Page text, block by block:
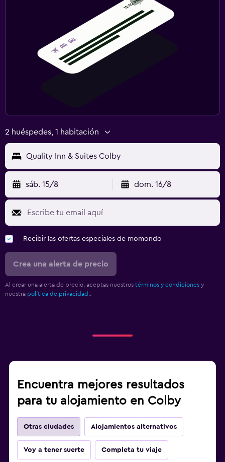
2 huéspedes, 1 habitación
Quality Inn & Suites Colby
sáb. 15/8 dom. 16/8
Recibir las ofertas especiales de momondo
Crea una alerta de precio
Al crear una alerta de precio, aceptas nuestros términos y condiciones y
nuestra política de privacidad.
Encuentra mejores resultados
para tu alojamiento en Colby
Otras ciudades Alojamientos alternativos
Voy a tener suerte Completa tu viaje